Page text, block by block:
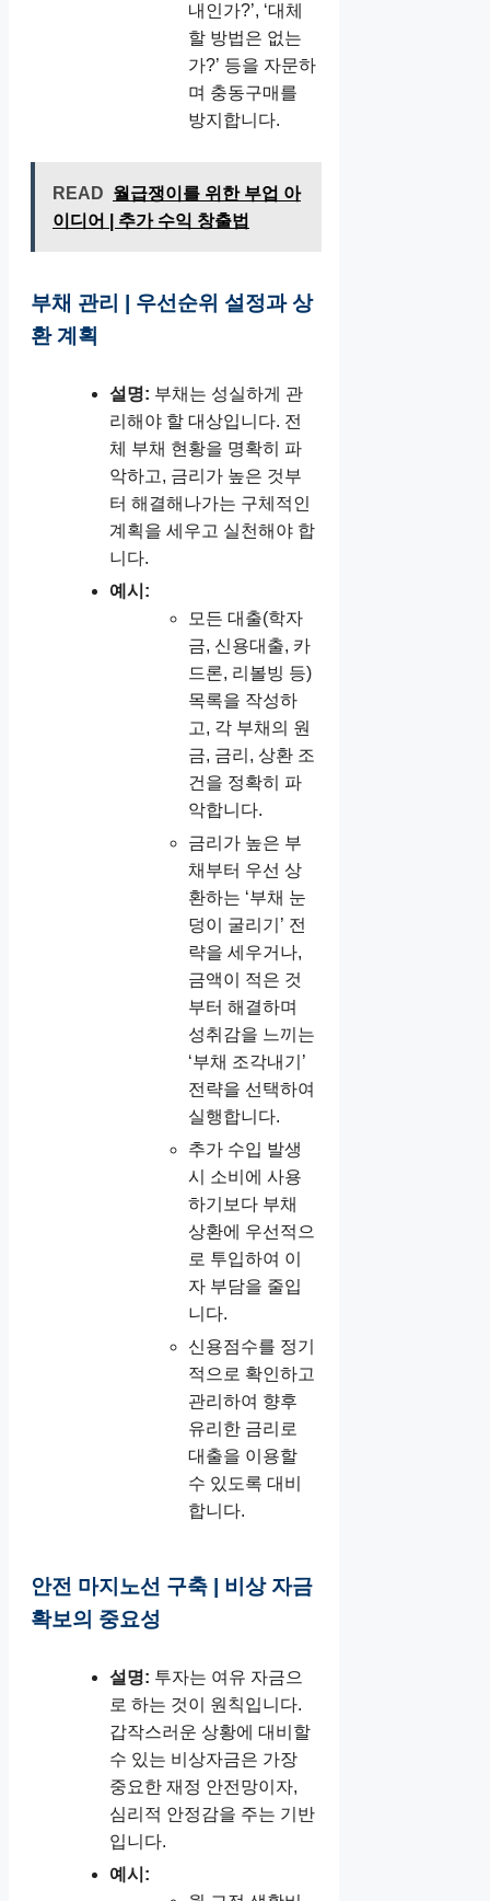
내인가?’, ‘대체
할 방법은 없는
가?’ 등을 자문하
며 충동구매를
방지합니다.
READ 월급쟁이를 위한 부업 아
이디어 | 추가 수익 창출법
부채 관리 | 우선순위 설정과 상
환 계획
설명: 부채는 성실하게 관
리해야 할 대상입니다. 전
체 부채 현황을 명확히 파
악하고, 금리가 높은 것부
터 해결해나가는 구체적인
계획을 세우고 실천해야 합
니다.
예시:
모든 대출(학자
금, 신용대출, 카
드론, 리볼빙 등)
목록을 작성하
고, 각 부채의 원
금, 금리, 상환 조
건을 정확히 파
악합니다.
금리가 높은 부
채부터 우선 상
환하는 ‘부채 눈
덩이 굴리기’ 전
략을 세우거나,
금액이 적은 것
부터 해결하며
성취감을 느끼는
‘부채 조각내기’
전략을 선택하여
실행합니다.
추가 수입 발생
시 소비에 사용
하기보다 부채
상환에 우선적으
로 투입하여 이
자 부담을 줄입
니다.
신용점수를 정기
적으로 확인하고
관리하여 향후
유리한 금리로
대출을 이용할
수 있도록 대비
합니다.
안전 마지노선 구축 | 비상 자금
확보의 중요성
설명: 투자는 여유 자금으
로 하는 것이 원칙입니다.
갑작스러운 상황에 대비할
수 있는 비상자금은 가장
중요한 재정 안전망이자,
심리적 안정감을 주는 기반
입니다.
예시: